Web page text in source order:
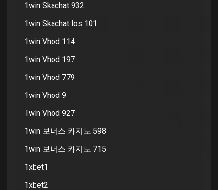
1win Skachat 932
1win Skachat Ios 101
1win Vhod 114
1win Vhod 197
1win Vhod 779
1win Vhod 9
1win Vhod 927
1win 보너스 카지노 598
1win 보너스 카지노 715
1xbet1
1xbet2